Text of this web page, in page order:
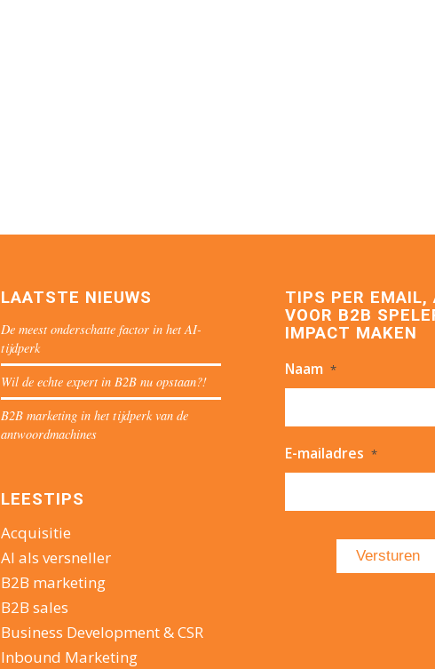
LAATSTE NIEUWS
De meest onderschatte factor in het AI-
tijdperk
Wil de echte expert in B2B nu opstaan?!
B2B marketing in het tijdperk van de
antwoordmachines
LEESTIPS
Acquisitie
AI als versneller
B2B marketing
B2B sales
Business Development & CSR
Inbound Marketing
TIPS PER EMAIL,
VOOR B2B
IMPACT MAKEN
Naam *
E-mailadres *